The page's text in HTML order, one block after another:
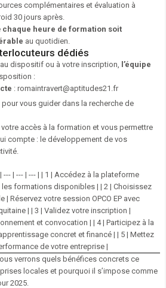
complémentaires et évaluation à
30 jours après.
chaque heure de formation soit
au quotidien.
dédiés
dispositif ou à votre inscription, l’équipe
:
: romaintravert@aptitudes21.fr
pour vous guider dans la recherche de
accès à la formation et vous permettre
compte : le développement de vos
--- | --- | --- | | 1 | Accédez à la plateforme
formations disponibles | | 2 | Choisissez
| Réservez votre session OPCO EP avec
| | 3 | Validez votre inscription |
et convocation | | 4 | Participez à la
concret et financé | | 5 | Mettez
de votre entreprise |
verrons quels bénéfices concrets ce
locales et pourquoi il s’impose comme
2025.